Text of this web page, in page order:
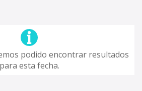
podido encontrar resultados
para esta fecha.